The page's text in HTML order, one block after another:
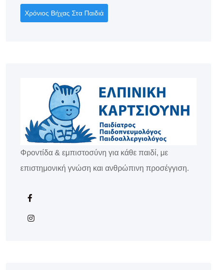
Χρόνιος Βήχας Στα Παιδιά
Φροντίδα & εμπιστοσύνη για κάθε παιδί, με
επιστημονική γνώση και ανθρώπινη προσέγγιση.